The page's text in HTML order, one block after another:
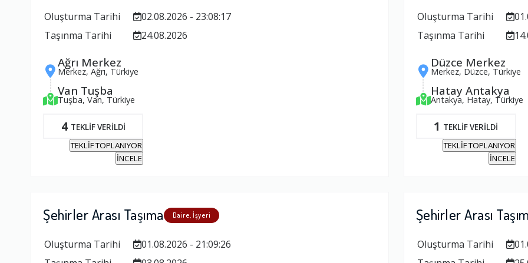
Oluşturma Tarihi
02.08.2026 - 23:08:17
Taşınma Tarihi
24.08.2026
Ağrı Merkez
Merkez, Ağrı, Türkiye
Van Tuşba
Tuşba, Van, Türkiye
4 TEKLİF VERİLDİ
TEKLİF TOPLANIYOR
İNCELE
Oluşturma Tarihi
Taşınma Tarihi
Düzce Merkez
Merkez, Düzce, Türkiye
Hatay Antakya
Antakya, Hatay, Türkiye
1 TEKLİF VERİLDİ
TEKLİF TOPLANIYOR
İNCELE
Şehirler Arası Taşıma Daire, İşyeri
Oluşturma Tarihi
01.08.2026 - 21:09:26
Şehirler Arası
Oluşturma Tarihi